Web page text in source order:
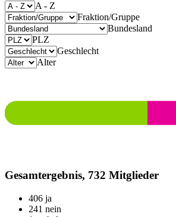
A - Z
Fraktion/Gruppe
Bundesland
PLZ
Geschlecht
Alter
Gesamtergebnis, 732 Mitglieder
406 ja
241 nein